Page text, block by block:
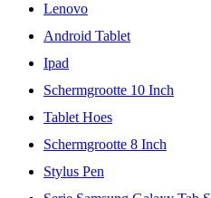
Lenovo
Android Tablet
Ipad
Schermgrootte 10 Inch
Tablet Hoes
Schermgrootte 8 Inch
Stylus Pen